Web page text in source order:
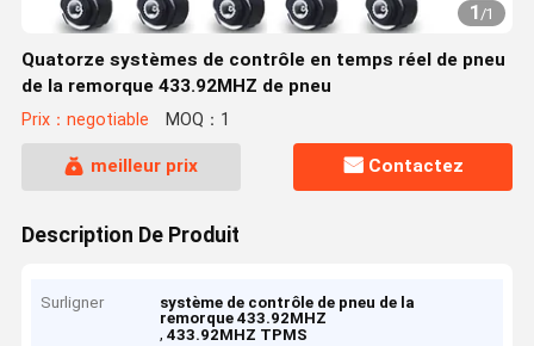
1/1
Quatorze systèmes de contrôle en temps réel de pneu
de la remorque 433.92MHZ de pneu
Prix：negotiable MOQ：1
meilleur prix Contactez
Description De Produit
Surligner
système de contrôle de pneu de la
remorque 433.92MHZ
,433.92MHZ TPMS